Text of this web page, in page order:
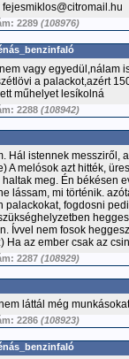
fejesmiklos@citromail.hu
2289 (108976)
vagy egyedül,nálam
a palackot,azért
műhelyet lesíkolná
2288 (108942)
Hál istennek messziről,
A melósok azt hitték,
haltak meg. Én békésen
lássam, mi történik.
palackokat, fogdosni
Ívvel nem fosok
Ha az ember csak az
2287 (108929)
láttál még
2286 (108923)